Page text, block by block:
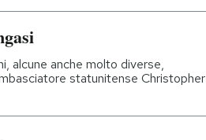
alcune anche molto diverse,
statunitense Christopher